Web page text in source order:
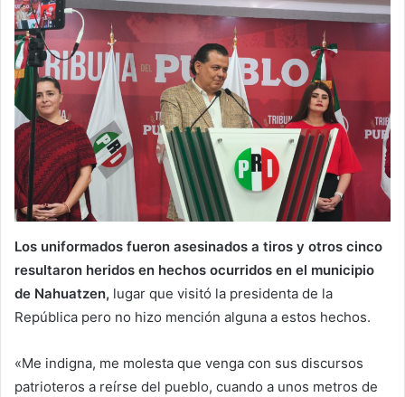
Los uniformados fueron asesinados a tiros y otros cinco
resultaron heridos en hechos ocurridos en el municipio
de Nahuatzen, lugar que visitó la presidenta de la
República pero no hizo mención alguna a estos hechos.
«Me indigna, me molesta que venga con sus discursos
patrioteros a reírse del pueblo, cuando a unos metros de